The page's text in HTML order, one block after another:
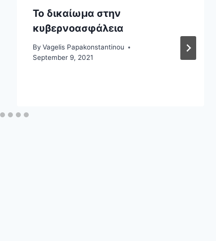
Το δικαίωμα στην
κυβερνοασφάλεια
By Vagelis Papakonstantinou
September 9, 2021